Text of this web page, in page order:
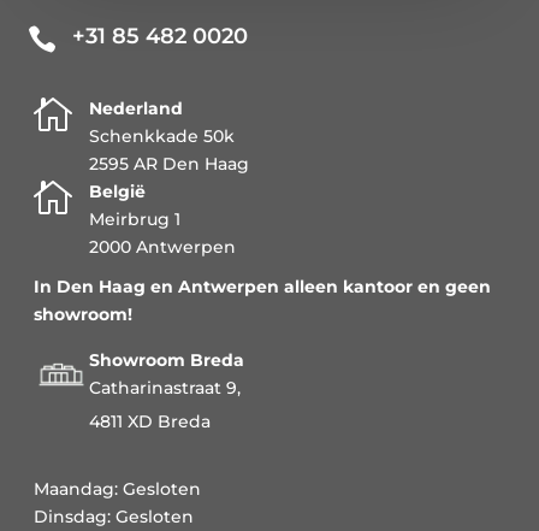
 +31 85 482 0020

Nederland
Schenkkade 50k
2595 AR Den Haag

België
Meirbrug 1
2000 Antwerpen
In Den Haag en Antwerpen alleen kantoor en geen
showroom!
Showroom Breda
Catharinastraat 9,
4811 XD Breda
Maandag: Gesloten
Dinsdag: Gesloten